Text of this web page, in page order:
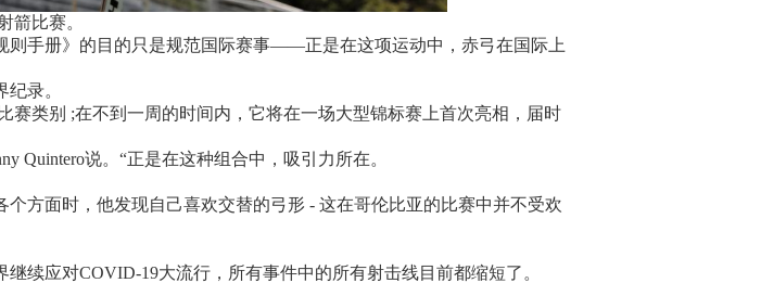
箭比赛。
则手册》的目的只是规范国际赛事——正是在这项运动中，赤弓在国际上
录。
类别 ;在不到一周的时间内，它将在一场大型锦标赛上首次亮相，届时
Quintero说。“正是在这种组合中，吸引力所在。
方面时，他发现自己喜欢交替的弓形 - 这在哥伦比亚的比赛中并不受欢
续应对COVID-19大流行，所有事件中的所有射击线目前都缩短了。